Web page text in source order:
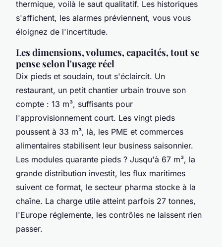
thermique, voilà le saut qualitatif. Les historiques
s'affichent, les alarmes préviennent, vous vous
éloignez de l'incertitude.
Les dimensions, volumes, capacités, tout se
pense selon l'usage réel
Dix pieds et soudain, tout s'éclaircit. Un
restaurant, un petit chantier urbain trouve son
compte : 13 m³, suffisants pour
l'approvisionnement court. Les vingt pieds
poussent à 33 m³, là, les PME et commerces
alimentaires stabilisent leur business saisonnier.
Les modules quarante pieds ? Jusqu'à 67 m³, la
grande distribution investit, les flux maritimes
suivent ce format, le secteur pharma stocke à la
chaîne. La charge utile atteint parfois 27 tonnes,
l'Europe réglemente, les contrôles ne laissent rien
passer.